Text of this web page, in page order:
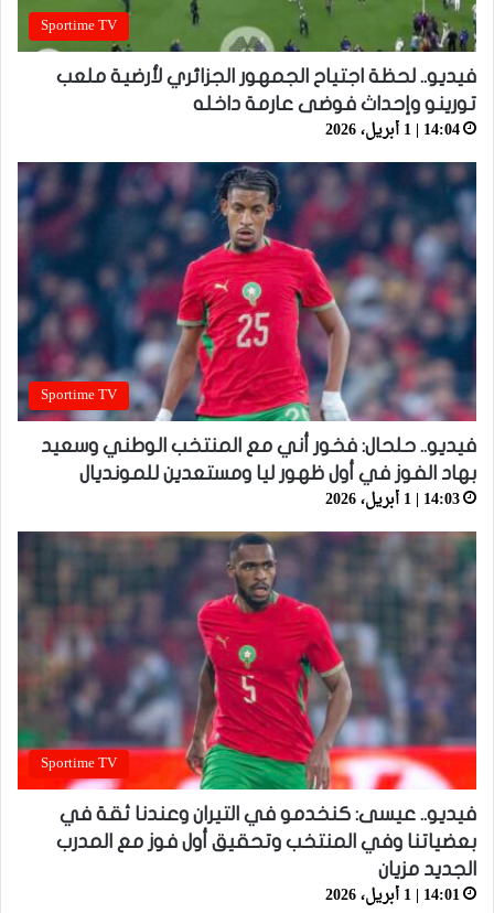
Sportime TV
فيديو.. لحظة اجتياح الجمهور الجزائري لأرضية ملعب
تورينو وإحداث فوضى عارمة داخله
14:04 | 1 أبريل، 2026
Sportime TV
فيديو.. حلحال: فخور أني مع المنتخب الوطني وسعيد
بهاد الفوز في أول ظهور ليا ومستعدين للمونديال
14:03 | 1 أبريل، 2026
Sportime TV
فيديو.. عيسى: كنخدمو في التيران وعندنا ثقة في
بعضياتنا وفي المنتخب وتحقيق أول فوز مع المدرب
الجديد مزيان
14:01 | 1 أبريل، 2026